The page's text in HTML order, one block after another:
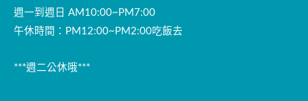
週一到週日 AM10:00~PM7:00
午休時間：PM12:00~PM2:00吃飯去
***週二公休哦***